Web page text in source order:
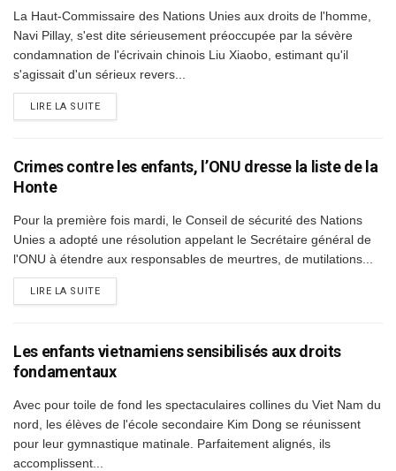
La Haut-Commissaire des Nations Unies aux droits de l'homme,
Navi Pillay, s'est dite sérieusement préoccupée par la sévère
condamnation de l'écrivain chinois Liu Xiaobo, estimant qu'il
s'agissait d'un sérieux revers...
LIRE LA SUITEDETAILS
Crimes contre les enfants, l’ONU dresse la liste de la
Honte
Pour la première fois mardi, le Conseil de sécurité des Nations
Unies a adopté une résolution appelant le Secrétaire général de
l'ONU à étendre aux responsables de meurtres, de mutilations...
LIRE LA SUITEDETAILS
Les enfants vietnamiens sensibilisés aux droits
fondamentaux
Avec pour toile de fond les spectaculaires collines du Viet Nam du
nord, les élèves de l'école secondaire Kim Dong se réunissent
pour leur gymnastique matinale. Parfaitement alignés, ils
accomplissent...